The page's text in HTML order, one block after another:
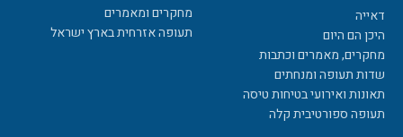
דאייה
היכן הם היום
מחקרים, מאמרים וכתבות
שדות תעופה ומנחתים
תאונות ואירועי בטיחות טיסה
תעופה ספורטיבית קלה
מחקרים ומאמרים
תעופה אזרחית בארץ ישראל